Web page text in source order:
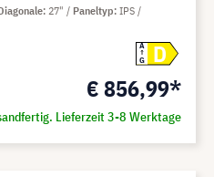
A
G
D
€ 856,99*
Lieferzeit 3-8 Werktage
27" Paneltyp IPS